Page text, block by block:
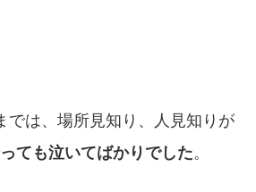
では、場所見知り、人見知りが
ても泣いてばかりでした。